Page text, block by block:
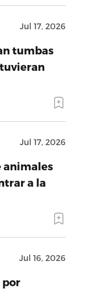
Jul 17, 2026
tumbas
Jul 17, 2026
animales
a la
Jul 16, 2026
por